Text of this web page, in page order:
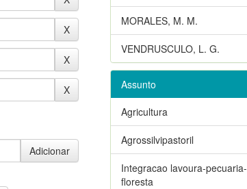
MORALES, M. M.
VENDRUSCULO, L. G.
Assunto
Agricultura
Agrossilvipastoril
Integracao lavoura-pecuaria-
floresta